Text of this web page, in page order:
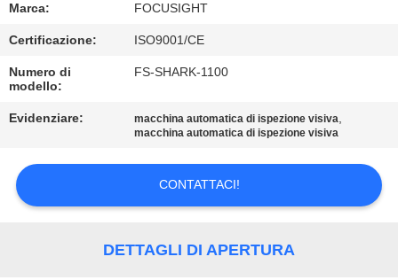
CONTATTICI
NOTIZIE
UNA
CITAZIONE
Marca: FOCUSIGHT
Certificazione: ISO9001/CE
Numero di
modello:
FS-SHARK-1100
Evidenziare: macchina automatica di ispezione visiva,
macchina automatica di ispezione visiva
CONTATTACI!
DETTAGLI DI APERTURA